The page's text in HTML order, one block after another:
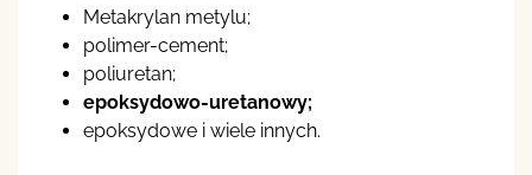
Metakrylan metylu;
polimer-cement;
poliuretan;
epoksydowo-uretanowy;
epoksydowe i wiele innych.